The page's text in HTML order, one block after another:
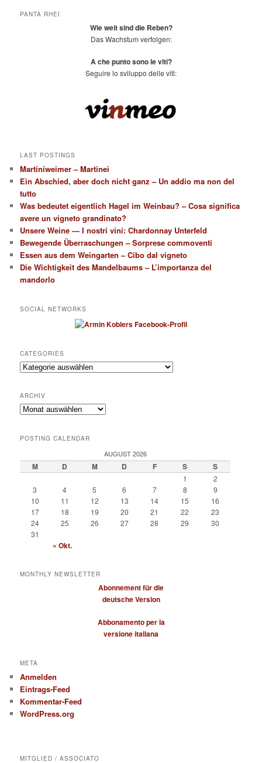
PANTA RHEI
Wie weit sind die Reben?
Das Wachstum verfolgen:
A che punto sono le viti?
Seguire lo sviluppo delle viti:
LAST POSTINGS
Martiniweimer – Martinei
Ein Abschied, aber doch nicht ganz – Un addio ma non del
tutto
Was bedeutet eigentlich Hagel im Weinbau? – Cosa significa
avere un vigneto grandinato?
Unsere Weine — I nostri vini: Chardonnay Unterfeld
Bewegende Überraschungen – Sorprese commoventi
Essen aus dem Weingarten – Cibo dal vigneto
Die Wichtigkeit des Mandelbaums – L’importanza del
mandorlo
SOCIAL NETWORKS
CATEGORIES
Categories
ARCHIV
Archiv
POSTING CALENDAR
AUGUST 2026
M D M D F S S
1
2
3
4 5 6 7 8
9
10
11 12 13 14 15
16
17
18 19 20 21 22
23
24
25 26 27 28 29
30
31
« Okt.
MONTHLY NEWSLETTER
Abonnement für die
deutsche Version
Abbonamento per la
versione italiana
META
Anmelden
Eintrags-Feed
Kommentar-Feed
WordPress.org
MITGLIED / ASSOCIATO